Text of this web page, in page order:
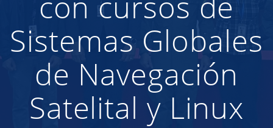
Sistemas Globales
de Navegación
Satelital y Linux